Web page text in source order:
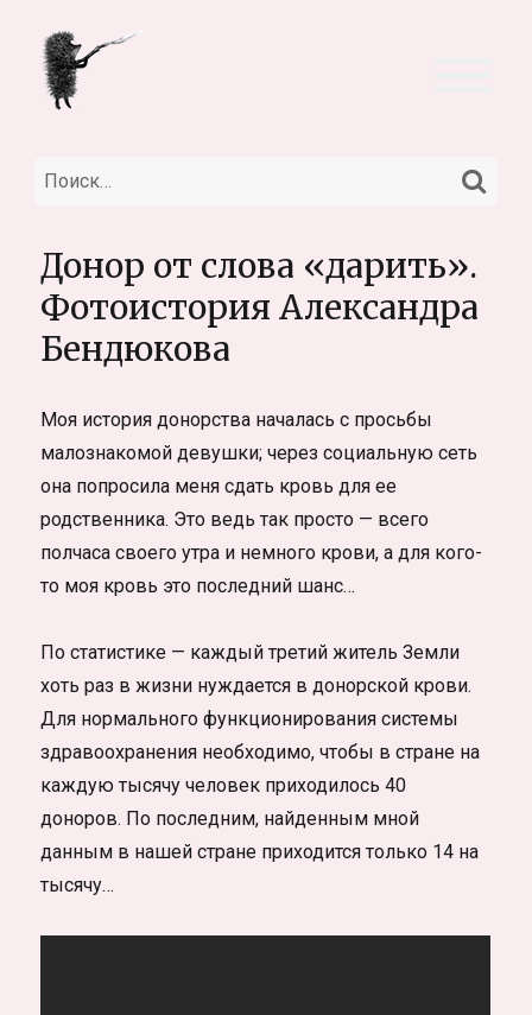
Искать:
Донор от слова «дарить».
Фотоистория Александра
Бендюкова
Моя история донорства началась с просьбы
малознакомой девушки; через социальную сеть
она попросила меня сдать кровь для ее
родственника. Это ведь так просто — всего
полчаса своего утра и немного крови, а для кого-
то моя кровь это последний шанс…
По статистике — каждый третий житель Земли
хоть раз в жизни нуждается в донорской крови.
Для нормального функционирования системы
здравоохранения необходимо, чтобы в стране на
каждую тысячу человек приходилось 40
доноров. По последним, найденным мной
данным в нашей стране приходится только 14 на
тысячу…